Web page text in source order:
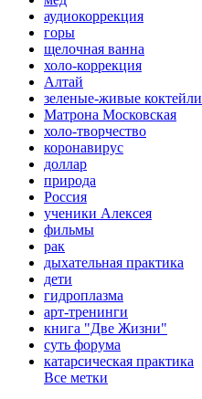
аудиокоррекция
горы
щелочная ванна
холо-коррекция
Алтай
зеленые-живые коктейли
Матрона Московская
холо-творчество
коронавирус
доллар
природа
Россия
ученики Алексея
фильмы
рак
дыхательная практика
дети
гидроплазма
арт-тренинги
книга "Две Жизни"
суть форума
катарсическая практика
Все метки